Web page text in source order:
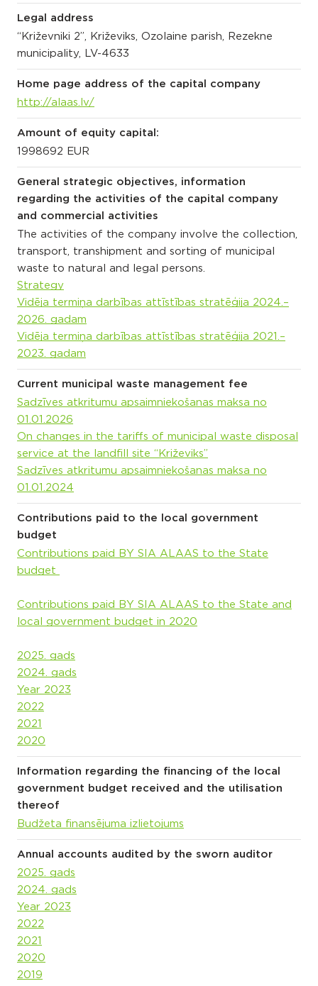
Legal address
“Križevniki 2”, Križeviks, Ozolaine parish, Rezekne
municipality, LV-4633
Home page address of the capital company
http://alaas.lv/
Amount of equity capital:
1998692 EUR
General strategic objectives, information
regarding the activities of the capital company
and commercial activities
The activities of the company involve the collection,
transport, transhipment and sorting of municipal
waste to natural and legal persons.
Strategy
Vidēja termiņa darbības attīstības stratēģija 2024.–
2026. gadam
Vidēja termiņa darbības attīstības stratēģija 2021.–
2023. gadam
Current municipal waste management fee
Sadzīves atkritumu apsaimniekošanas maksa no
01.01.2026
On changes in the tariffs of municipal waste disposal
service at the landfill site “Križeviks”
Sadzīves atkritumu apsaimniekošanas maksa no
01.01.2024
Contributions paid to the local government
budget
Contributions paid BY SIA ALAAS to the State
budget
Contributions paid BY SIA ALAAS to the State and
local government budget in 2020
2025. gads
2024. gads
Year 2023
2022
2021
2020
Information regarding the financing of the local
government budget received and the utilisation
thereof
Budžeta finansējuma izlietojums
Annual accounts audited by the sworn auditor
2025. gads
2024. gads
Year 2023
2022
2021
2020
2019